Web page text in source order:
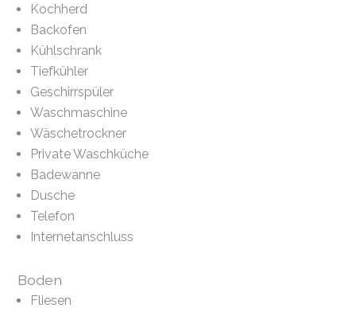
Kochherd
Backofen
Kühlschrank
Tiefkühler
Geschirrspüler
Waschmaschine
Wäschetrockner
Private Waschküche
Badewanne
Dusche
Telefon
Internetanschluss
Boden
Fliesen